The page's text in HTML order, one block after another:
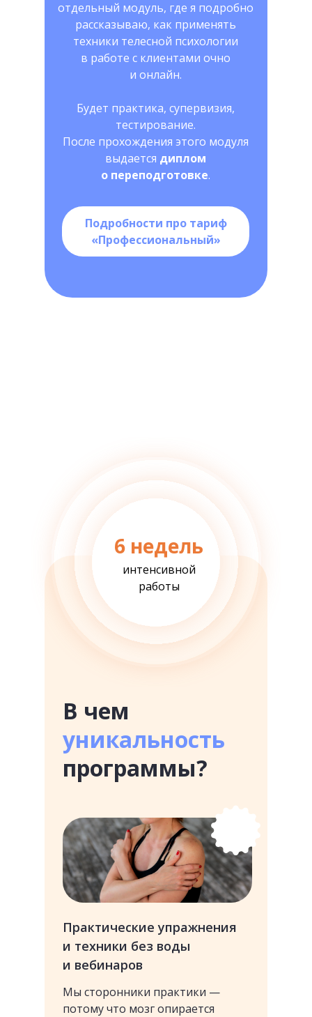
отдельный модуль, где я подробно
рассказываю, как применять
техники телесной психологии
в работе с клиентами очно
и онлайн.
Будет практика, супервизия,
тестирование.
После прохождения этого модуля
выдается диплом
о переподготовке.
Подробности про тариф
«Профессиональный»
В чем
уникальность
программы?
6 недель
интенсивной
работы
Практические упражнения
и техники без воды
и вебинаров
Мы сторонники практики —
потому что мозг опирается